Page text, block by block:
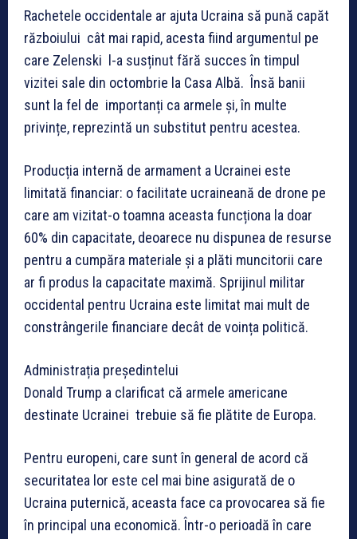
Rachetele occidentale ar ajuta Ucraina să pună capăt
războiului cât mai rapid, acesta fiind argumentul pe
care Zelenski l-a susținut fără succes în timpul
vizitei sale din octombrie la Casa Albă. Însă banii
sunt la fel de importanți ca armele și, în multe
privințe, reprezintă un substitut pentru acestea.
Producția internă de armament a Ucrainei este
limitată financiar: o facilitate ucraineană de drone pe
care am vizitat-o toamna aceasta funcționa la doar
60% din capacitate, deoarece nu dispunea de resurse
pentru a cumpăra materiale și a plăti muncitorii care
ar fi produs la capacitate maximă. Sprijinul militar
occidental pentru Ucraina este limitat mai mult de
constrângerile financiare decât de voința politică.
Administrația președintelui
Donald Trump a clarificat că armele americane
destinate Ucrainei trebuie să fie plătite de Europa.
Pentru europeni, care sunt în general de acord că
securitatea lor este cel mai bine asigurată de o
Ucraina puternică, aceasta face ca provocarea să fie
în principal una economică. Într-o perioadă în care